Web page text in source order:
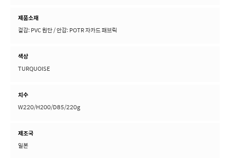
제품소재
겉감: PVC 원단 / 안감: POTR 자카드 패브릭
색상
TURQUOISE
치수
W220/H200/D85/220g
제조국
일본